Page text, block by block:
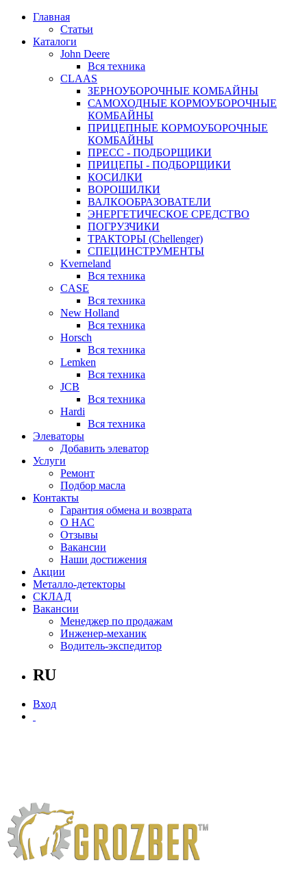
Главная
Статьи
Каталоги
John Deere
Вся техника
CLAAS
ЗЕРНОУБОРОЧНЫЕ КОМБАЙНЫ
САМОХОДНЫЕ КОРМОУБОРОЧНЫЕ
КОМБАЙНЫ
ПРИЦЕПНЫЕ КОРМОУБОРОЧНЫЕ
КОМБАЙНЫ
ПРЕСС - ПОДБОРЩИКИ
ПРИЦЕПЫ - ПОДБОРЩИКИ
КОСИЛКИ
ВОРОШИЛКИ
ВАЛКООБРАЗОВАТЕЛИ
ЭНЕРГЕТИЧЕСКОЕ СРЕДСТВО
ПОГРУЗЧИКИ
ТРАКТОРЫ (Chellenger)
СПЕЦИНСТРУМЕНТЫ
Kverneland
Вся техника
CASE
Вся техника
New Holland
Вся техника
Horsch
Вся техника
Lemken
Вся техника
JCB
Вся техника
Hardi
Вся техника
Элеваторы
Добавить элеватор
Услуги
Ремонт
Подбор масла
Контакты
Гарантия обмена и возврата
О НАС
Отзывы
Вакансии
Наши достижения
Акции
Металло-детекторы
СКЛАД
Вакансии
Менеджер по продажам
Инженер-механик
Водитель-экспедитор
RU
Вход